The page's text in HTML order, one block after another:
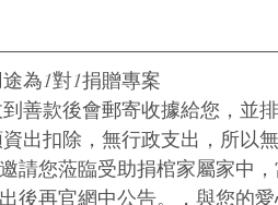
為1對1捐贈專案
善款後會郵寄收據給您，並
出扣除，無行政支出，所以
請您蒞臨受助捐棺家屬家中
後再官網中公告。，與您的